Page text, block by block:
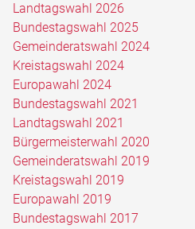
Landtagswahl 2026
Bundestagswahl 2025
Gemeinderatswahl 2024
Kreistagswahl 2024
Europawahl 2024
Bundestagswahl 2021
Landtagswahl 2021
Bürgermeisterwahl 2020
Gemeinderatswahl 2019
Kreistagswahl 2019
Europawahl 2019
Bundestagswahl 2017